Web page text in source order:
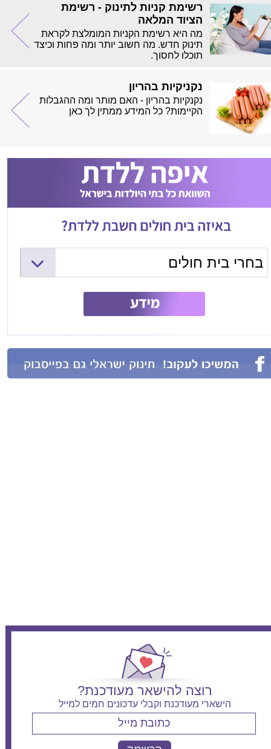
רשימת קניות לתינוק - רשימת
הציוד המלאה
מה היא רשימת הקניות המומלצת לקראת
תינוק חדש. מה חשוב יותר ומה פחות וכיצד
תוכלו לחסוך.
נקניקיות בהריון
נקנקיות בהריון - האם מותר ומה ההגבלות
הקיימות? כל המידע ממתין לך כאן
בחרי בית חולים
המרכז הרפואי שמיר (אסף הרופא)
ליס (איכילוב) - יולדות
בילינסון - יולדות
העמק - יולדות
זיו - יולדות
שערי צדק - יולדות
סורוקה - יולדות
אסותא אשדוד - יולדות
רוצה להישאר מעודכנת?
הישארי מעודכנת וקבלי עדכונים חמים למייל